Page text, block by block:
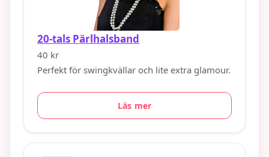
20-tals Pärlhalsband
40 kr
Perfekt för swingkvällar och lite extra glamour.
Läs mer